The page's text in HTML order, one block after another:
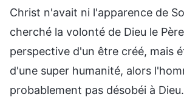
Christ n'avait ni l'apparence de
cherché la volonté de Dieu le
perspective d'un être créé, mais
d'une super humanité, alors
probablement pas désobéi à